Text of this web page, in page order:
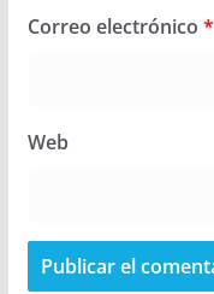
Correo electrónico *
Web